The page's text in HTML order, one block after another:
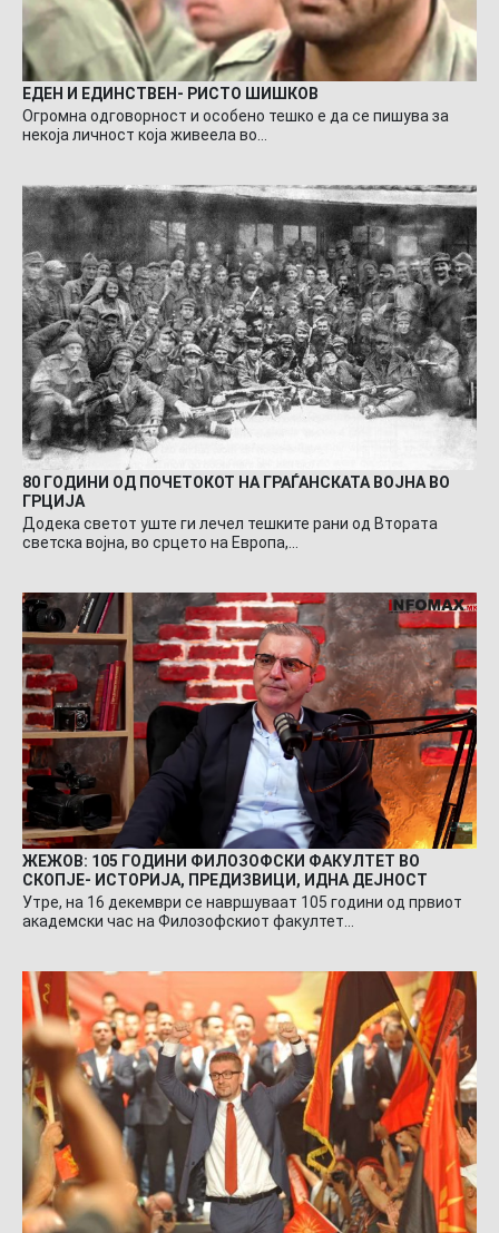
ЕДЕН И ЕДИНСТВЕН- РИСТО ШИШКОВ
Огромна одговорност и особено тешко е да се пишува за
некоја личност која живеела во…
80 ГОДИНИ ОД ПОЧЕТОКОТ НА ГРАЃАНСКАТА ВОЈНА ВО
ГРЦИЈА
Додека светот уште ги лечел тешките рани од Втората
светска војна, во срцето на Европа,…
ЖЕЖОВ: 105 ГОДИНИ ФИЛОЗОФСКИ ФАКУЛТЕТ ВО
СКОПЈЕ- ИСТОРИЈА, ПРЕДИЗВИЦИ, ИДНА ДЕЈНОСТ
Утре, на 16 декември се навршуваат 105 години од првиот
академски час на Филозофскиот факултет…